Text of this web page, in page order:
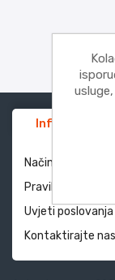
Informacije
Način dostave i
Pravila privatnosti
Uvjeti poslovanja
Kontaktirajte nas